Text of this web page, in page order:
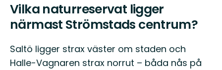
Vilka naturreservat ligger
närmast Strömstads centrum?
Saltö ligger strax väster om staden och
Halle-Vagnaren strax norrut – båda nås på